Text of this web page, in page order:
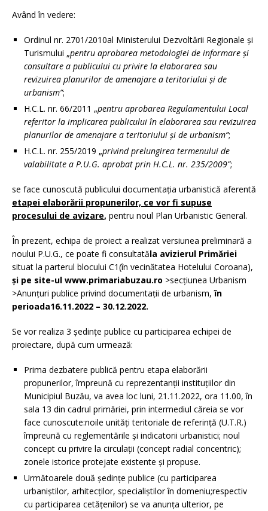
Având în vedere:
Ordinul nr. 2701/2010al Ministerului Dezvoltării Regionale şi
Turismului „pentru aprobarea metodologiei de informare şi
consultare a publicului cu privire la elaborarea sau
revizuirea planurilor de amenajare a teritoriului şi de
urbanism”;
H.C.L. nr. 66/2011 „pentru aprobarea Regulamentului Local
referitor la implicarea publicului în elaborarea sau revizuirea
planurilor de amenajare a teritoriului şi de urbanism”;
H.C.L. nr. 255/2019 „privind prelungirea termenului de
valabilitate a P.U.G. aprobat prin H.C.L. nr. 235/2009”;
se face cunoscută publicului documentația urbanistică aferentă
etapei elaborării propunerilor, ce vor fi supuse
procesului de avizare, pentru noul Plan Urbanistic General.
În prezent, echipa de proiect a realizat versiunea preliminară a
noului P.U.G., ce poate fi consultatăla avizierul Primăriei
situat la parterul blocului C1(în vecinătatea Hotelului Coroana),
și pe site-ul www.primariabuzau.ro >secţiunea Urbanism
>Anunţuri publice privind documentaţii de urbanism, în
perioada16.11.2022 – 30.12.2022.
Se vor realiza 3 ședințe publice cu participarea echipei de
proiectare, după cum urmează:
Prima dezbatere publică pentru etapa elaborării
propunerilor, împreună cu reprezentanții instituțiilor din
Municipiul Buzău, va avea loc luni, 21.11.2022, ora 11.00, în
sala 13 din cadrul primăriei, prin intermediul căreia se vor
face cunoscute:noile unități teritoriale de referință (U.T.R.)
împreună cu reglementările și indicatorii urbanistici; noul
concept cu privire la circulații (concept radial concentric);
zonele istorice protejate existente și propuse.
Următoarele două ședințe publice (cu participarea
urbaniștilor, arhitecților, specialiștilor în domeniu;respectiv
cu participarea cetățenilor) se va anunța ulterior, pe